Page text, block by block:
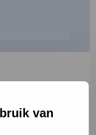
van